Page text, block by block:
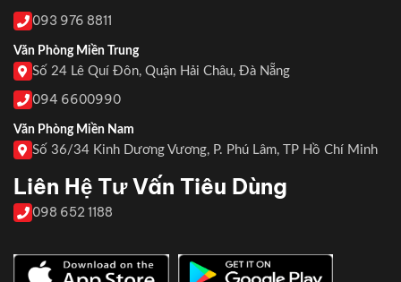
093 976 8811
Văn Phòng Miền Trung
Số 24 Lê Quí Đôn, Quận Hải Châu, Đà Nẵng
094 6600990
Văn Phòng Miền Nam
Số 36/34 Kinh Dương Vương, P. Phú Lâm, TP Hồ Chí Minh
Liên Hệ Tư Vấn Tiêu Dùng
098 652 1188